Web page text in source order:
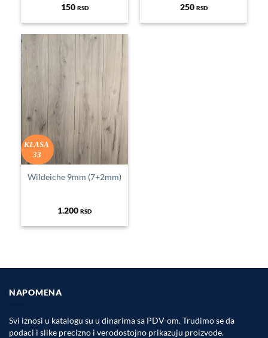
150 RSD 250 RSD
KLASA
33
Wildeiche 9mm (7+2mm)
1.200 RSD
NAPOMENA
Svi iznosi u katalogu su u dinarima sa PDV-om. Trudimo se da
podaci i slike precizno i verodostojno prikazuju proizvode.